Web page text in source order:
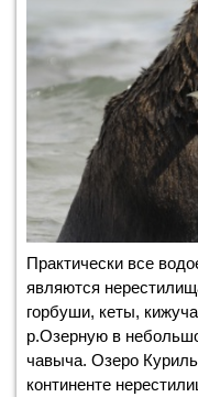
Практически все
являются
горбуши, кеты,
р.Озерную в
чавыча. Озеро
континенте